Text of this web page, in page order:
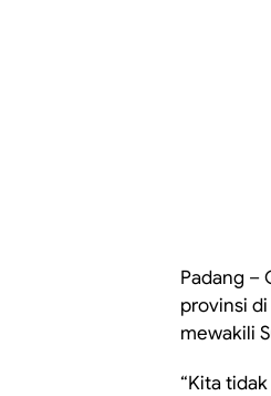
Padang –
provinsi
mewakili
“Kita